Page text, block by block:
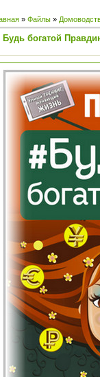
» Файлы »
Будь богатой